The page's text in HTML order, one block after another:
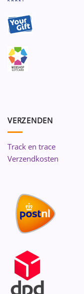
VERZENDEN
Track en trace
Verzendkosten